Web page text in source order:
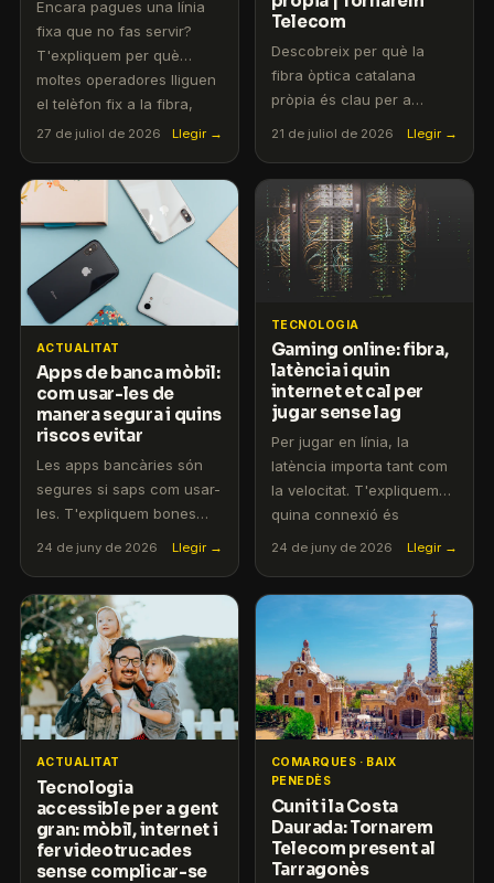
Encara pagues una línia
fixa que no fas servir?
T'expliquem per què
moltes operadores lliguen
el telèfon fix a la fibra,
quant et costa cada any i
internet a casa, sense
permanència ni sorpreses
a la factura.
27 de juliol de 2026 Llegir →
Telecom
Descobreix per què la
fibra òptica catalana
pròpia és clau per a
permanència, instal·lació
gratis.
21 de juliol de 2026 Llegir →
ACTUALITAT
Apps de banca mòbil:
com usar-les de
manera segura i quins
riscos evitar
Les apps bancàries són
segures si saps com usar-
les. T'expliquem bones
24 de juny de 2026 Llegir →
TECNOLOGIA
Gaming online: fibra,
latència i quin
internet et cal per
jugar sense lag
Per jugar en línia, la
latència importa tant com
la velocitat. T'expliquem
quina connexió és
24 de juny de 2026 Llegir →
ACTUALITAT
Tecnologia
accessible per a gent
gran: mòbil, internet i
fer videotrucades
sense complicar-se
COMARQUES · BAIX
PENEDÈS
Cunit i la Costa
Daurada: Tornarem
Telecom present al
Tarragonès